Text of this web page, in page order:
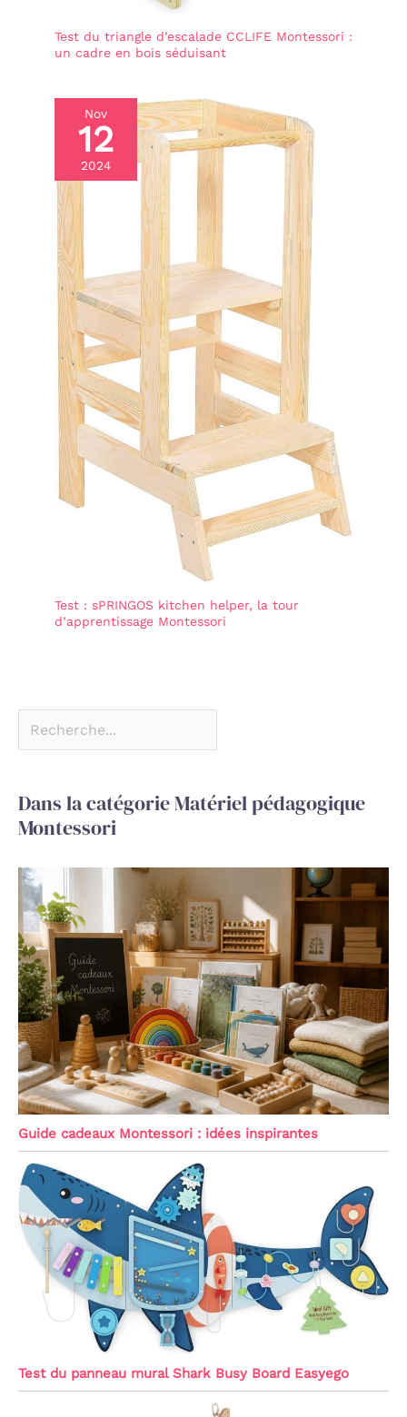
Test du triangle d’escalade CCLIFE Montessori :
un cadre en bois séduisant
Nov
12
2024
Test : sPRINGOS kitchen helper, la tour
d’apprentissage Montessori
Dans la catégorie Matériel pédagogique
Montessori
Guide cadeaux Montessori : idées inspirantes
Test du panneau mural Shark Busy Board Easyego